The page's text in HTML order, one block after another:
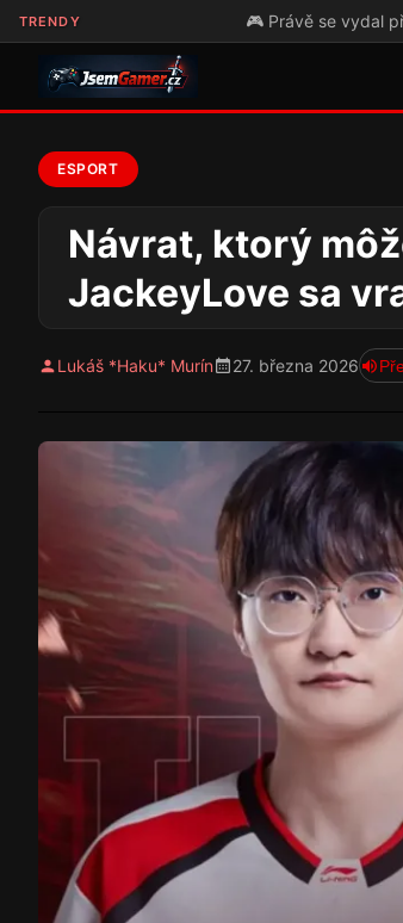
TRENDY 🎮 Právě se vydal překlad pro
ESPORT
Návrat, ktorý
JackeyLove sa
Lukáš *Haku* Murín 27. března 2026